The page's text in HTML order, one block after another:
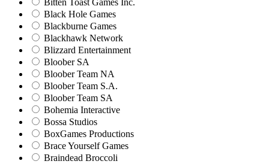
Bitten Toast Games Inc.
Black Hole Games
Blackburne Games
Blackhawk Network
Blizzard Entertainment
Bloober SA
Bloober Team NA
Bloober Team S.A.
Bloober Team SA
Bohemia Interactive
Bossa Studios
BoxGames Productions
Brace Yourself Games
Braindead Broccoli